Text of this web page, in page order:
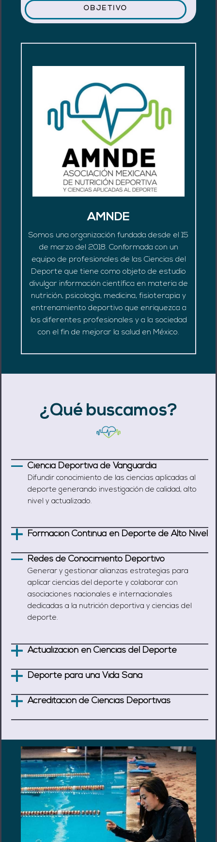
OBJETIVO
AMNDE
Somos una organización fundada desde el 15
de marzo del 2018. Conformada con un
equipo de profesionales de las Ciencias del
Deporte que tiene como objeto de estudio
divulgar información científica en materia de
nutrición, psicología, medicina, fisioterapia y
entrenamiento deportivo que enriquezca a
los diferentes profesionales y a la sociedad
con el fin de mejorar la salud en México.
¿Qué buscamos?
Ciencia Deportiva de Vanguardia
Difundir conocimiento de las ciencias aplicadas al
deporte generando investigación de calidad, alto
nivel y actualizado.
Formación Continua en Deporte de Alto Nivel
Redes de Conocimiento Deportivo
Generar y gestionar alianzas estrategias para
aplicar ciencias del deporte y colaborar con
asociaciones nacionales e internacionales
dedicadas a la nutrición deportiva y ciencias del
deporte.
Actualización en Ciencias del Deporte
Deporte para una Vida Sana
Acreditación de Ciencias Deportivas